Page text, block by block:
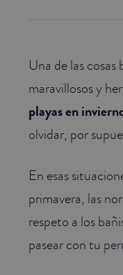
Una de las
maravillosos y
playas en
olvidar, por
En esas
primavera, las
respeto a los
pasear con tu